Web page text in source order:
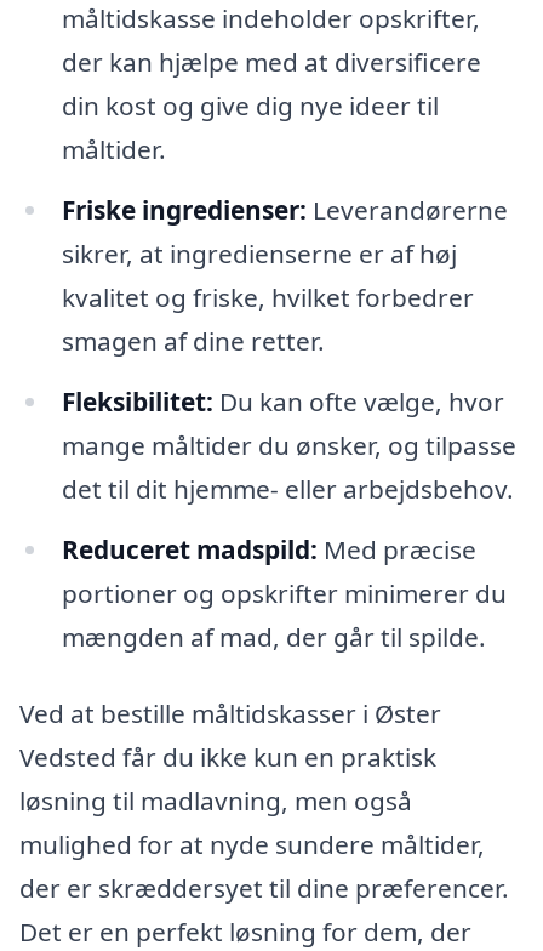
måltidskasse indeholder opskrifter,
der kan hjælpe med at diversificere
din kost og give dig nye ideer til
måltider.
Friske ingredienser: Leverandørerne
sikrer, at ingredienserne er af høj
kvalitet og friske, hvilket forbedrer
smagen af dine retter.
Fleksibilitet: Du kan ofte vælge, hvor
mange måltider du ønsker, og tilpasse
det til dit hjemme- eller arbejdsbehov.
Reduceret madspild: Med præcise
portioner og opskrifter minimerer du
mængden af mad, der går til spilde.
Ved at bestille måltidskasser i Øster
Vedsted får du ikke kun en praktisk
løsning til madlavning, men også
mulighed for at nyde sundere måltider,
der er skræddersyet til dine præferencer.
Det er en perfekt løsning for dem, der